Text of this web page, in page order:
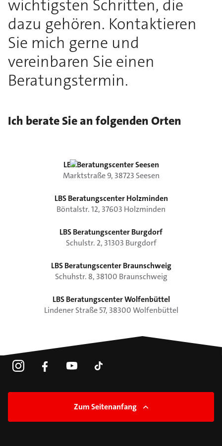
wichtigsten Schritten, die
dazu gehören. Kontaktieren
Sie mich gerne und
vereinbaren Sie einen
Beratungstermin.
Ich berate Sie an folgenden Orten
LBS Beratungscenter Seesen
Marktstraße9, 38723 Seesen
LBS Beratungscenter Holzminden
Böntalstr.12, 37603 Holzminden
LBS Beratungscenter Burgdorf
Schulstr. 2, 31303 Burgdorf
LBS Beratungscenter Braunschweig
Schuhstr. 8, 38100 Braunschweig
LBS Beratungscenter Wolfenbüttel
Lindener Straße 57, 38300Wolfenbüttel
Zum Seitenanfang